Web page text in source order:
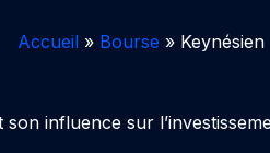
Accueil Bourse Keynésien
influence sur